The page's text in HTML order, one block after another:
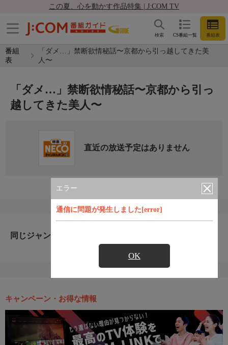
この夏、心を動かす作品特集 | J:COM TV
CS番組一覧 番組表
検索
番組
表
「ダメ…」禁断欲情秘話〜京都から引っ越してきた美
人〜
エラー
通信に問題が発生しました[error]
OK
「ダメ…」禁断欲情秘話〜京都から引っ
越してきた美人〜
直近の放送予定はありません
同じジャンルのおすすめ番組
キャンペーン・お得な情報